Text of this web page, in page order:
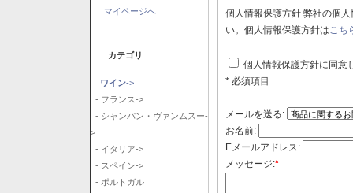
マイページへ
カテゴリ
ワイン->
- フランス->
- シャンパン・ヴァンムスー-
>
- イタリア->
- スペイン->
- ポルトガル
個人情報保護方針 弊社の個人情報保護方針に同意される場合はチェックボックスをクリックしてくださ
い。個人情報保護方針はこち
個人情報保護方針に同意
* 必須項目
メールを送る:
お名前:
Eメールアドレス:
メッセージ:*